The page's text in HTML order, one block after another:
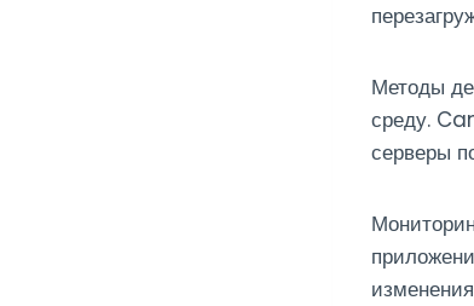
Методы
среду.
серверы